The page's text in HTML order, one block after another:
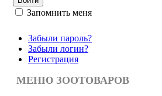
Запомнить меня
Забыли пароль?
Забыли логин?
Регистрация
МЕНЮ ЗООТОВАРОВ